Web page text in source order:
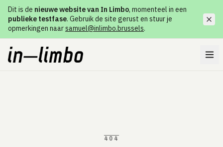
Dit is de nieuwe website van In Limbo, momenteel in een
publieke testfase. Gebruik de site gerust en stuur je
opmerkingen naarsamuel@inlimbo.brussels.
404